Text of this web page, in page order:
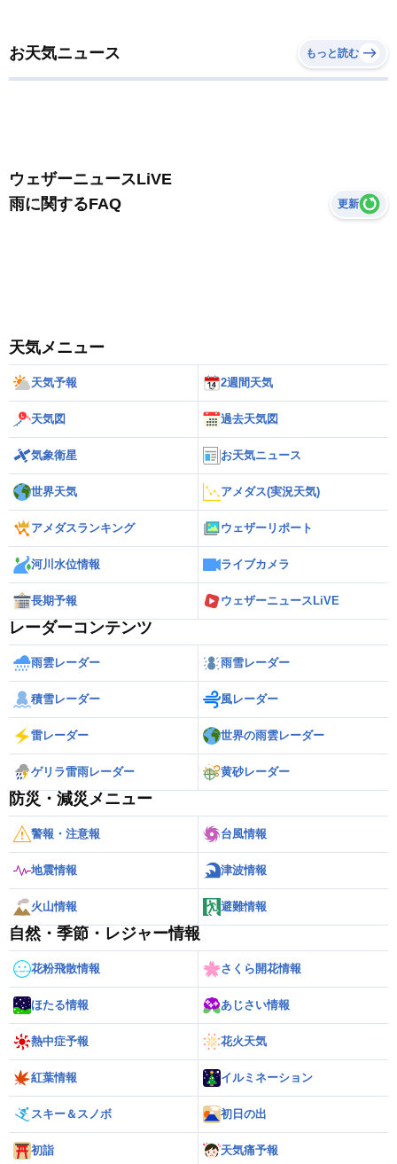
お天気ニュース もっと読む
ウェザーニュースLiVE
雨に関するFAQ
更新
天気メニュー
天気予報 2週間天気
天気図 過去天気図
気象衛星 お天気ニュース
世界天気 アメダス(実況天気)
アメダスランキング ウェザーリポート
河川水位情報 ライブカメラ
長期予報 ウェザーニュースLiVE
レーダーコンテンツ
雨雲レーダー 雨雪レーダー
積雪レーダー 風レーダー
雷レーダー 世界の雨雲レーダー
ゲリラ雷雨レーダー 黄砂レーダー
防災・減災メニュー
警報・注意報 台風情報
地震情報 津波情報
火山情報 避難情報
自然・季節・レジャー情報
花粉飛散情報 さくら開花情報
ほたる情報 あじさい情報
熱中症予報 花火天気
紅葉情報 イルミネーション
スキー＆スノボ 初日の出
初詣 天気痛予報